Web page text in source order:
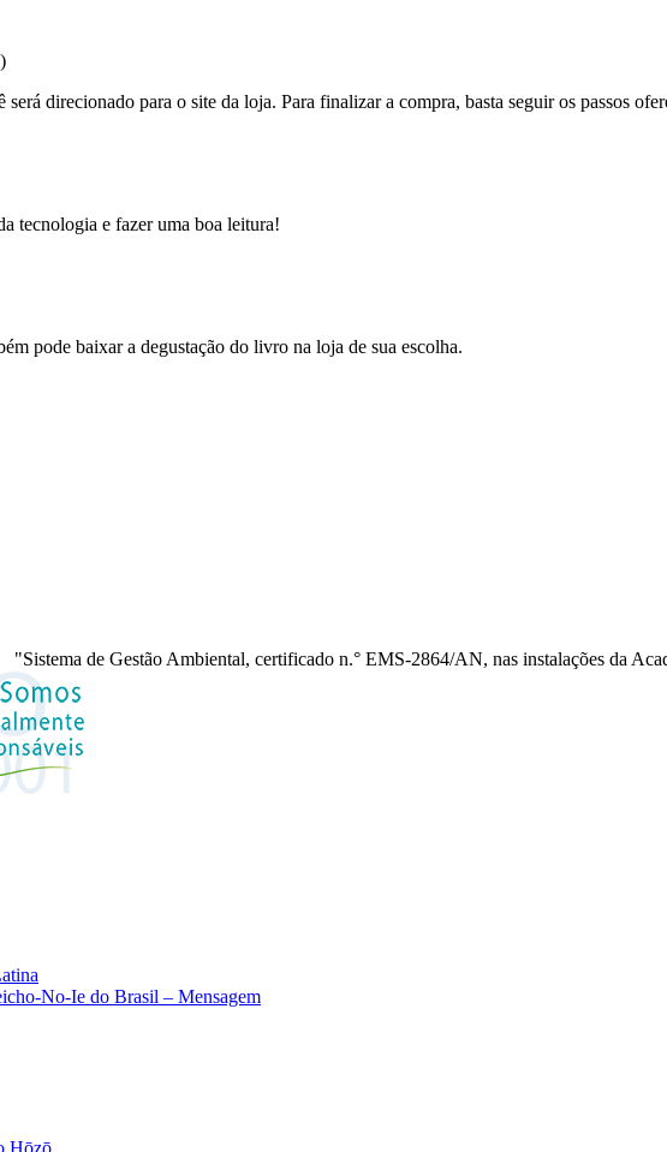
direcionado para o site da loja. Para finalizar a compra, basta seguir os passos
tecnologia e fazer uma boa leitura!
pode baixar a degustação do livro na loja de sua escolha.
"Sistema de Gestão Ambiental, certificado n.° EMS-2864/AN, nas instalações da
No-Ie do Brasil – Mensagem
Hōzō